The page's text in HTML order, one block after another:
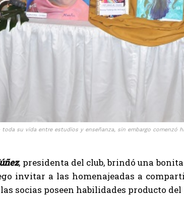
toda su vida entre estudios y enseñanza, sin embargo
, presidenta del club, brindó una
invitar a las homenajeadas a
socias poseen habilidades producto